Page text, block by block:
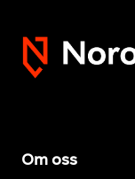
Om oss